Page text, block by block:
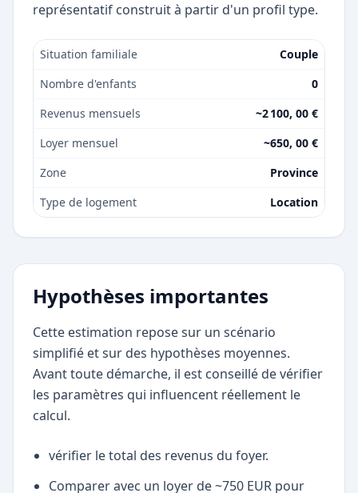
représentatif construit à partir d'un profil type.
Situation familiale
Couple
Nombre d'enfants
0
Revenus mensuels
~2 100, 00 €
Loyer mensuel
~650, 00 €
Zone
Province
Type de logement
Location
Hypothèses importantes
Cette estimation repose sur un scénario
simplifié et sur des hypothèses moyennes.
Avant toute démarche, il est conseillé de vérifier
les paramètres qui influencent réellement le
calcul.
vérifier le total des revenus du foyer.
Comparer avec un loyer de ~750 EUR pour